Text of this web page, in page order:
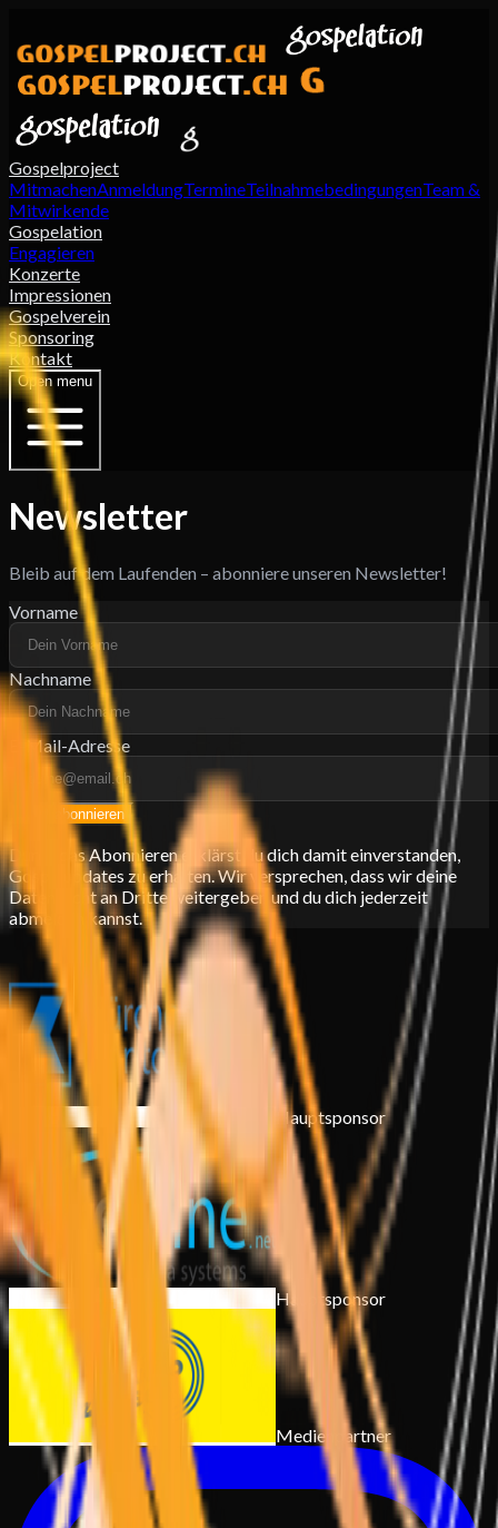
Gospelproject
MitmachenAnmeldungTermineTeilnahmebedingungenTeam &
Mitwirkende
Gospelation
Engagieren
Konzerte
Impressionen
Gospelverein
Sponsoring
Kontakt
Open menu
Newsletter
Bleib auf dem Laufenden – abonniere unseren Newsletter!
Vorname
Nachname
E-Mail-Adresse
Jetzt abonnieren
Durch das Abonnieren erklärst du dich damit einverstanden,
Gospelupdates zu erhalten. Wir versprechen, dass wir deine
Daten nicht an Dritte weitergeben und du dich jederzeit
abmelden kannst.
Hauptsponsor
Hauptsponsor
Medienpartner